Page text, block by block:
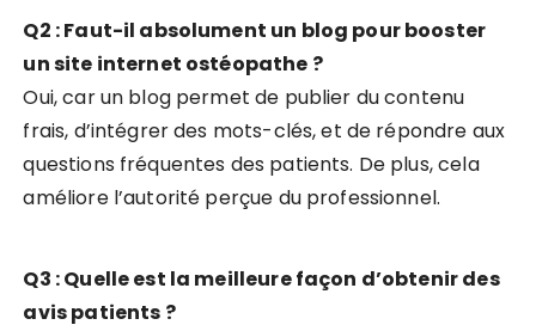
Q2 : Faut-il absolument un blog pour booster
un site internet ostéopathe ?
Oui, car un blog permet de publier du contenu
frais, d’intégrer des mots-clés, et de répondre aux
questions fréquentes des patients. De plus, cela
améliore l’autorité perçue du professionnel.
Q3 : Quelle est la meilleure façon d’obtenir des
avis patients ?